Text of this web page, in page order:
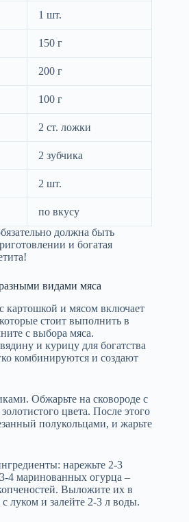
1 шт.
150 г
200 г
100 г
2 ст. ложки
2 зубчика
2 шт.
по вкусу
должна быть
и богатая
видами мяса
картошкой и мясом включает
стоит выполнить в
с выбора мяса.
и курицу для богатства
комбинируются и создают
Обжарьте на сковороде с
цвета. После этого
полукольцами, и жарьте
нарежьте 2-3
4 маринованных огурца –
Выложите их в
луком и залейте 2-3 л воды.